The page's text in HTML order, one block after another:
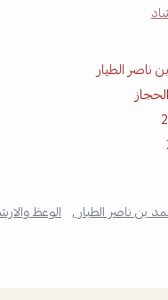
ناصر الطيار
بن ناصر الطبار , الوعظ